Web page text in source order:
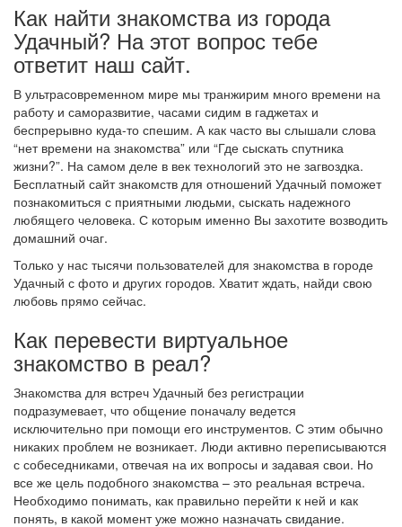
Как найти знакомства из города
Удачный? На этот вопрос тебе
ответит наш сайт.
В ультрасовременном мире мы транжирим много времени на
работу и саморазвитие, часами сидим в гаджетах и
беспрерывно куда-то спешим. А как часто вы слышали слова
“нет времени на знакомства” или “Где сыскать спутника
жизни?”. На самом деле в век технологий это не загвоздка.
Бесплатный сайт знакомств для отношений Удачный поможет
познакомиться с приятными людьми, сыскать надежного
любящего человека. С которым именно Вы захотите возводить
домашний очаг.
Только у нас тысячи пользователей для знакомства в городе
Удачный с фото и других городов. Хватит ждать, найди свою
любовь прямо сейчас.
Как перевести виртуальное
знакомство в реал?
Знакомства для встреч Удачный без регистрации
подразумевает, что общение поначалу ведется
исключительно при помощи его инструментов. С этим обычно
никаких проблем не возникает. Люди активно переписываются
с собеседниками, отвечая на их вопросы и задавая свои. Но
все же цель подобного знакомства – это реальная встреча.
Необходимо понимать, как правильно перейти к ней и как
понять, в какой момент уже можно назначать свидание.